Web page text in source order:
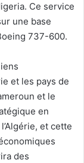
Ce service
une base
737-600.
et les pays de
et le
en
et cette
des